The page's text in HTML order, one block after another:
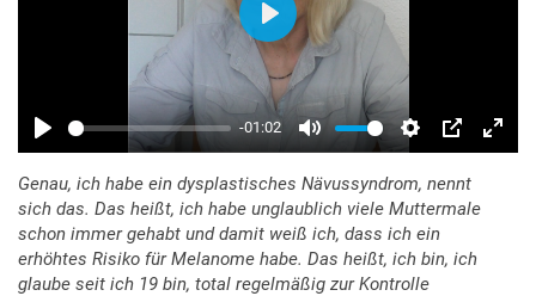
Genau, ich habe ein dysplastisches Nävussyndrom, nennt
sich das. Das heißt, ich habe unglaublich viele Muttermale
schon immer gehabt und damit weiß ich, dass ich ein
erhöhtes Risiko für Melanome habe. Das heißt, ich bin, ich
glaube seit ich 19 bin, total regelmäßig zur Kontrolle